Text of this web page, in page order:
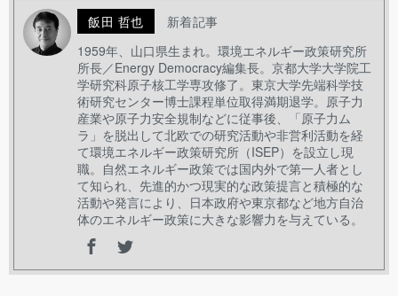
飯田 哲也
新着記事
1959年、山口県生まれ。環境エネルギー政策研究所
所長／Energy Democracy編集長。京都大学大学院工
学研究科原子核工学専攻修了。東京大学先端科学技
術研究センター博士課程単位取得満期退学。原子力
産業や原子力安全規制などに従事後、「原子力ム
ラ」を脱出して北欧での研究活動や非営利活動を経
て環境エネルギー政策研究所（ISEP）を設立し現
職。自然エネルギー政策では国内外で第一人者とし
て知られ、先進的かつ現実的な政策提言と積極的な
活動や発言により、日本政府や東京都など地方自治
体のエネルギー政策に大きな影響力を与えている。